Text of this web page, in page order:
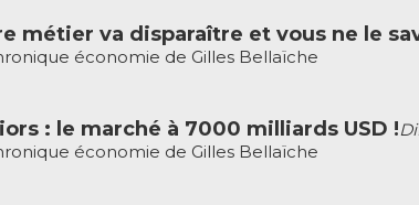
métier va disparaître et vous ne le
économie de Gilles Bellaïche
: le marché à 7000 milliards USD !
économie de Gilles Bellaïche